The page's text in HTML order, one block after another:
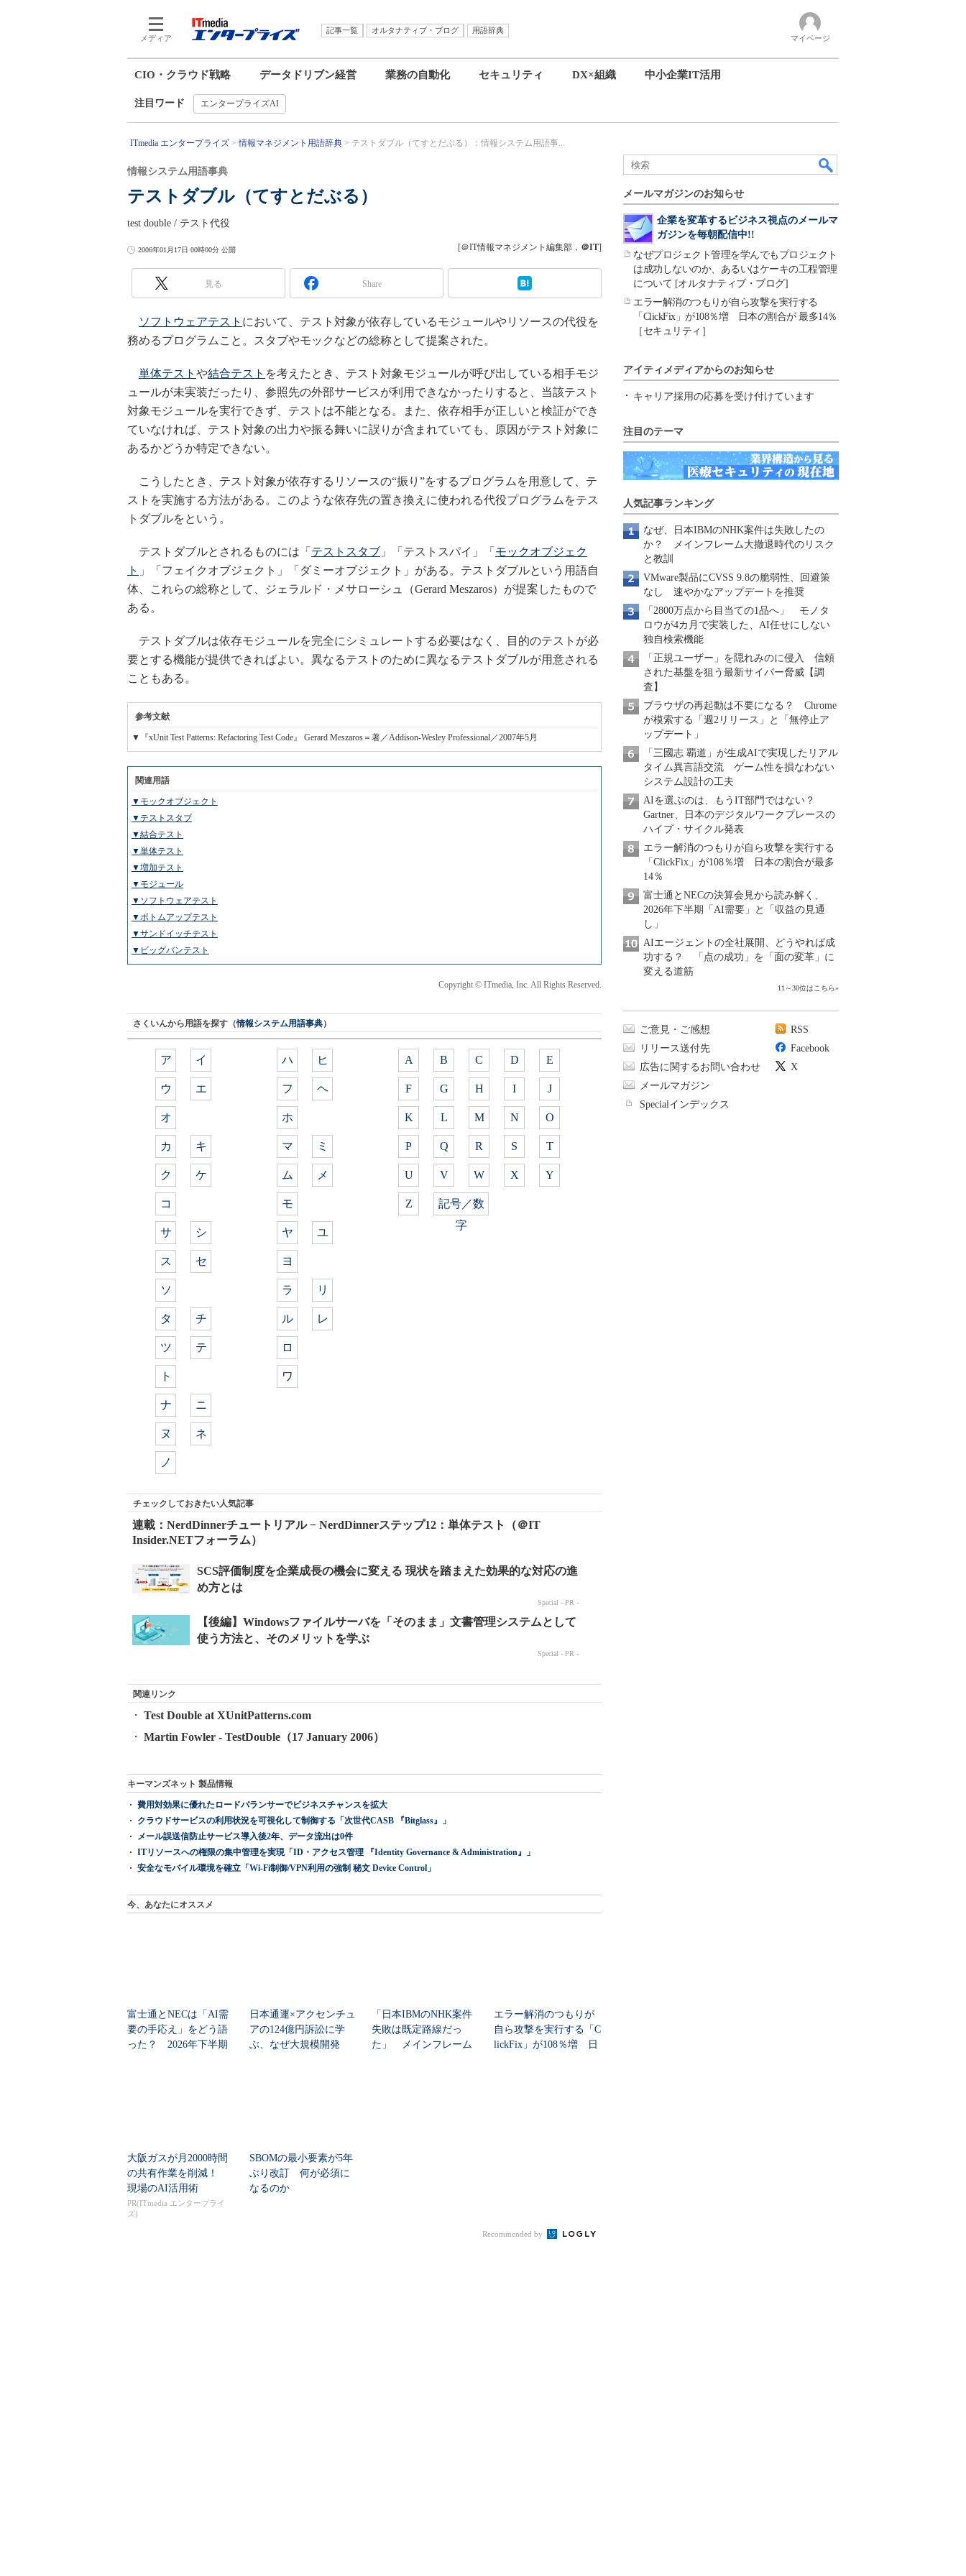
メディア
記事一覧 オルタナティブ・ブログ
用語辞典
マイページ
CIO・クラウド戦略 データドリブン経営 業務の自動化 セキュリティ DX×組織 中小企業IT活用
注目ワード エンタープライズAI
ITmedia エンタープライズ 情報マネジメント用語辞典 テストダブル（てすとだぶる）：情報システム用語事...
テストダブル（てすとだぶる）
情報システム用語事典
test double / テスト代役
2006年01月17日 00時00分 公開 [＠IT情報マネジメント編集部， ＠IT]
見る Share
ソフトウェアテスト において、テスト対象が依存しているモジュールやリソースの代役を
務めるプログラムこと。スタブやモックなどの総称として提案された。
単体テスト や結合テスト を考えたとき、テスト対象モジュールが呼び出している相手モジ
ュールが未実装だったり、参照先の外部サービスが利用できなかったりすると、当該テスト
対象モジュールを実行できず、テストは不能となる。また、依存相手が正しいと検証ができ
ていなければ、テスト対象の出力や振る舞いに誤りが含まれていても、原因がテスト対象に
あるかどうか特定できない。
こうしたとき、テスト対象が依存するリソースの“振り”をするプログラムを用意して、テ
ストを実施する方法がある。このような依存先の置き換えに使われる代役プログラムをテス
トダブルをという。
テストダブルとされるものには「 テストスタブ 」「テストスパイ」「 モックオブジェク
ト 」「フェイクオブジェクト」「ダミーオブジェクト」がある。テストダブルという用語自
体、これらの総称として、ジェラルド・メサローシュ（Gerard Meszaros）が提案したもので
ある。
テストダブルは依存モジュールを完全にシミュレートする必要はなく、目的のテストが必
要とする機能が提供できればよい。異なるテストのために異なるテストダブルが用意される
こともある。
参考文献
▼『xUnit Test Patterns: Refactoring Test Code』 Gerard Meszaros＝著／Addison-Wesley Professional／2007年5月
関連用語
▼モックオブジェクト
▼テストスタブ
▼結合テスト
▼単体テスト
▼増加テスト
▼モジュール
▼ソフトウェアテスト
▼ボトムアップテスト
▼サンドイッチテスト
▼ビッグバンテスト
Copyright © ITmedia, Inc. All Rights Reserved.
さくいんから用語を探す（情報システム用語事典）
ア イ
ウ エ
オ
カ キ
ク ケ
コ
サ シ
ス セ
ソ
タ チ
ツ テ
ト
ナ ニ
ヌ ネ
ノ
ハ ヒ
フ ヘ
ホ
マ ミ
ム メ
モ
ヤ ユ
ヨ
ラ リ
ル レ
ロ
ワ
A B C D E
F G H I J
K L M N O
P Q R S T
U V W X Y
Z
記号／数
字
チェックしておきたい人気記事
連載：NerdDinnerチュートリアル − NerdDinnerステップ12：単体テスト（＠IT
Insider.NETフォーラム）
関連リンク
Test Double at XUnitPatterns.com
Martin Fowler - TestDouble（17 January 2006）
キーマンズネット 製品情報
費用対効果に優れたロードバランサーでビジネスチャンスを拡大
クラウドサービスの利用状況を可視化して制御する「次世代CASB 『Bitglass』」
メール誤送信防止サービス導入後2年、データ流出は0件
ITリソースへの権限の集中管理を実現「ID・アクセス管理 『Identity Governance & Administration』」
安全なモバイル環境を確立「Wi-Fi制御/VPN利用の強制 秘文 Device Control」
今、あなたにオススメ
富士通とNECは「AI需
要の手応え」をどう語
った？ 2026年下半期
日本通運×アクセンチュ
アの124億円訴訟に学
ぶ、なぜ大規模開発
「日本IBMのNHK案件
失敗は既定路線だっ
た」 メインフレーム
エラー解消のつもりが
自ら攻撃を実行する「C
lickFix」が108％増 日
大阪ガスが月2000時間
の共有作業を削減！
現場のAI活用術
PR(ITmedia エンタープライ
ズ)
SBOMの最小要素が5年
ぶり改訂 何が必須に
なるのか
Recommended by
メールマガジンのお知らせ
企業を変革するビジネス視点のメールマ
ガジンを毎朝配信中!!
なぜプロジェクト管理を学んでもプロジェクト
は成功しないのか、あるいはケーキの工程管理
について [オルタナティブ・ブログ]
エラー解消のつもりが自ら攻撃を実行する
「ClickFix」が108％増 日本の割合が 最多14％
［セキュリティ］
アイティメディアからのお知らせ
キャリア採用の応募を受け付けています
注目のテーマ
人気記事ランキング
なぜ、日本IBMのNHK案件は失敗したの
か？ メインフレーム大撤退時代のリスク
と教訓
VMware製品にCVSS 9.8の脆弱性、回避策
なし 速やかなアップデートを推奨
「2800万点から目当ての1品へ」 モノタ
ロウが4カ月で実装した、AI任せにしない
独自検索機能
「正規ユーザー」を隠れみのに侵入 信頼
された基盤を狙う最新サイバー脅威【調
査】
ブラウザの再起動は不要になる？ Chrome
が模索する「週2リリース」と「無停止ア
ップデート」
「三國志 覇道」が生成AIで実現したリアル
タイム異言語交流 ゲーム性を損なわない
システム設計の工夫
AIを選ぶのは、もうIT部門ではない？
Gartner、日本のデジタルワークプレースの
ハイプ・サイクル発表
エラー解消のつもりが自ら攻撃を実行する
「ClickFix」が108％増 日本の割合が最多
14％
富士通とNECの決算会見から読み解く、
2026年下半期「AI需要」と「収益の見通
し」
AIエージェントの全社展開、どうやれば成
功する？ 「点の成功」を「面の変革」に
変える道筋
11～30位はこちら»
ご意見・ご感想
リリース送付先
広告に関するお問い合わせ
メールマガジン
Specialインデックス
RSS
Facebook
X